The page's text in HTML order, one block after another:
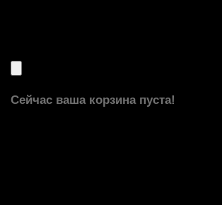
Сейчас ваша корзина пуста!